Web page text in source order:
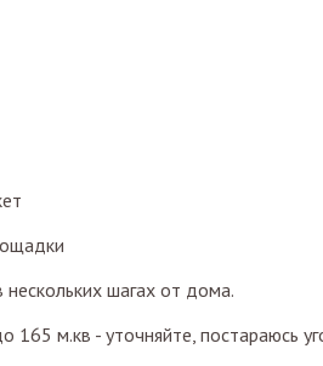
нескольких шагах от дома.
м.кв - уточняйте, постараюсь